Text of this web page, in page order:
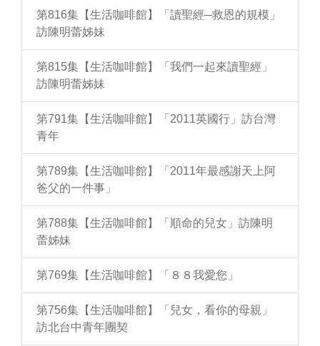
第816集【生活咖啡館】「讀聖經─救恩的規模」
訪陳明蕾姊妹
第815集【生活咖啡館】「我們一起來讀聖經」
訪陳明蕾姊妹
第791集【生活咖啡館】「2011英國行」訪台灣
青年
第789集【生活咖啡館】「2011年最感謝天上阿
爸父的一件事」
第788集【生活咖啡館】「順命的兒女」訪陳明
蕾姊妹
第769集【生活咖啡館】「８８我愛您」
第756集【生活咖啡館】「兒女，看你的母親」
訪北台中青年團契